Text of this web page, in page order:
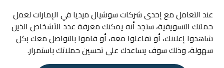
عند التعامل مع إحدى شركات سوشيال ميديا في الإمارات لعمل
حملتك التسويقية، ستجد أنه يمكنك معرفة عدد الأشخاص الذين
شاهدوا إعلانك، أو تفاعلوا معه، أو قاموا بالتواصل معك بكل
سهولة، وذلك سوف يساعدك على تحسين حملاتك باستمرار.